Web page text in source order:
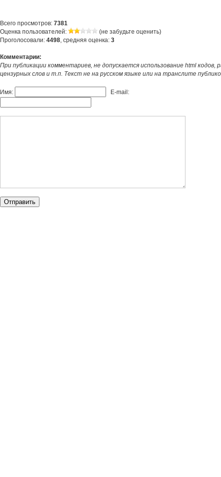
Всего просмотров: 7381
Оценка пользователей:
(не забудьте оценить)
Проголосовали: 4498, средняя оценка: 3
Комментарии:
При публикации комментариев, не допускается использование html кодов,
цензурных слов и т.п. Текст не на русском языке или на транслите
Имя: E-mail: